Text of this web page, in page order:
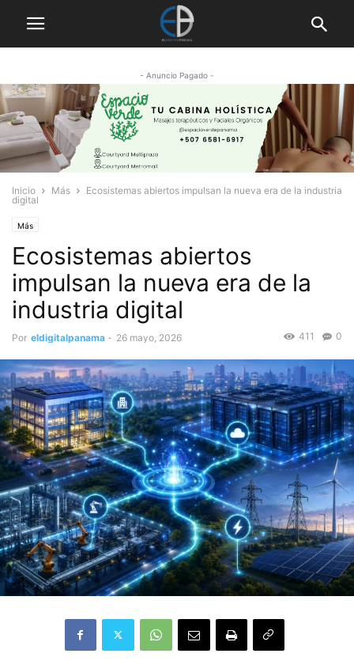
- Anuncio Pagado -
Inicio Más
Ecosistemas abiertos impulsan la nueva era de la industria
digital
Más
Ecosistemas abiertos
impulsan la nueva era de la
industria digital
Por eldigitalpanama - 26 mayo, 2026 0
411